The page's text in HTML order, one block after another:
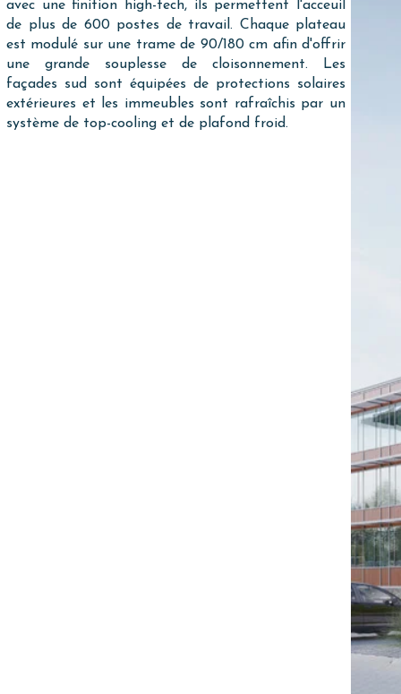
avec une finition high-tech, ils permettent l'acceuil
de plus de 600 postes de travail. Chaque plateau
est modulé sur une trame de 90/180 cm afin d'offrir
une grande souplesse de cloisonnement. Les
façades sud sont équipées de protections solaires
extérieures et les immeubles sont rafraîchis par un
système de top-cooling et de plafond froid.